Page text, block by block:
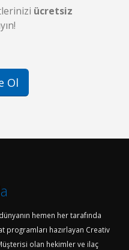
ücretsiz
Ol
hemen her tarafında
programları hazırlayan Creativ
olan hekimler ve ilaç